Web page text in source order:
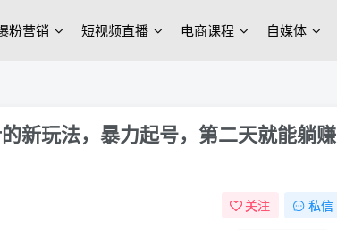
粉营销 短视频直播 电商课程 自媒体
新玩法，暴力起号，第二天就能躺赚
关注 私信